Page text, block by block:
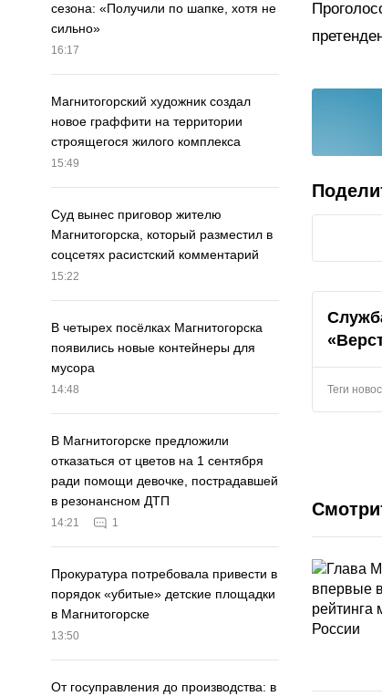
сезона: «Получили по шапке, хотя не
сильно»
16:17
Магнитогорский художник создал
новое граффити на территории
строящегося жилого комплекса
15:49
Суд вынес приговор жителю
Магнитогорска, который разместил в
соцсетях расистский комментарий
15:22
В четырех посёлках Магнитогорска
появились новые контейнеры для
мусора
14:48
В Магнитогорске предложили
отказаться от цветов на 1 сентября
ради помощи девочке, пострадавшей
в резонансном ДТП
14:21 1
Прокуратура потребовала привести в
порядок «убитые» детские площадки
в Магнитогорске
13:50
От госуправления до производства: в
Теги